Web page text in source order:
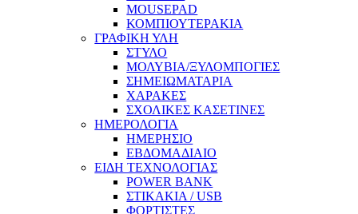
MOUSEPAD
ΚΟΜΠΙΟΥΤΕΡΑΚΙΑ
ΓΡΑΦΙΚΗ ΥΛΗ
ΣΤΥΛΟ
ΜΟΛΥΒΙΑ/ΞΥΛΟΜΠΟΓΙΕΣ
ΣΗΜΕΙΩΜΑΤΑΡΙΑ
ΧΑΡΑΚΕΣ
ΣΧΟΛΙΚΕΣ ΚΑΣΕΤΙΝΕΣ
ΗΜΕΡΟΛΟΓΙΑ
ΗΜΕΡΗΣΙΟ
ΕΒΔΟΜΑΔΙΑΙΟ
ΕΙΔΗ ΤΕΧΝΟΛΟΓΙΑΣ
POWER BANK
ΣΤΙΚΑΚΙΑ / USB
ΦΟΡΤΙΣΤΕΣ